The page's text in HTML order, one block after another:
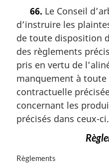
e
m
r
g
i
a
l
e
66. Le Conseil
d’instruire les
de toute disposition
des règlements
pris en vertu de
manquement à
contractuelle
concernant les
précisés dans ceux-ci.
N
Règlements